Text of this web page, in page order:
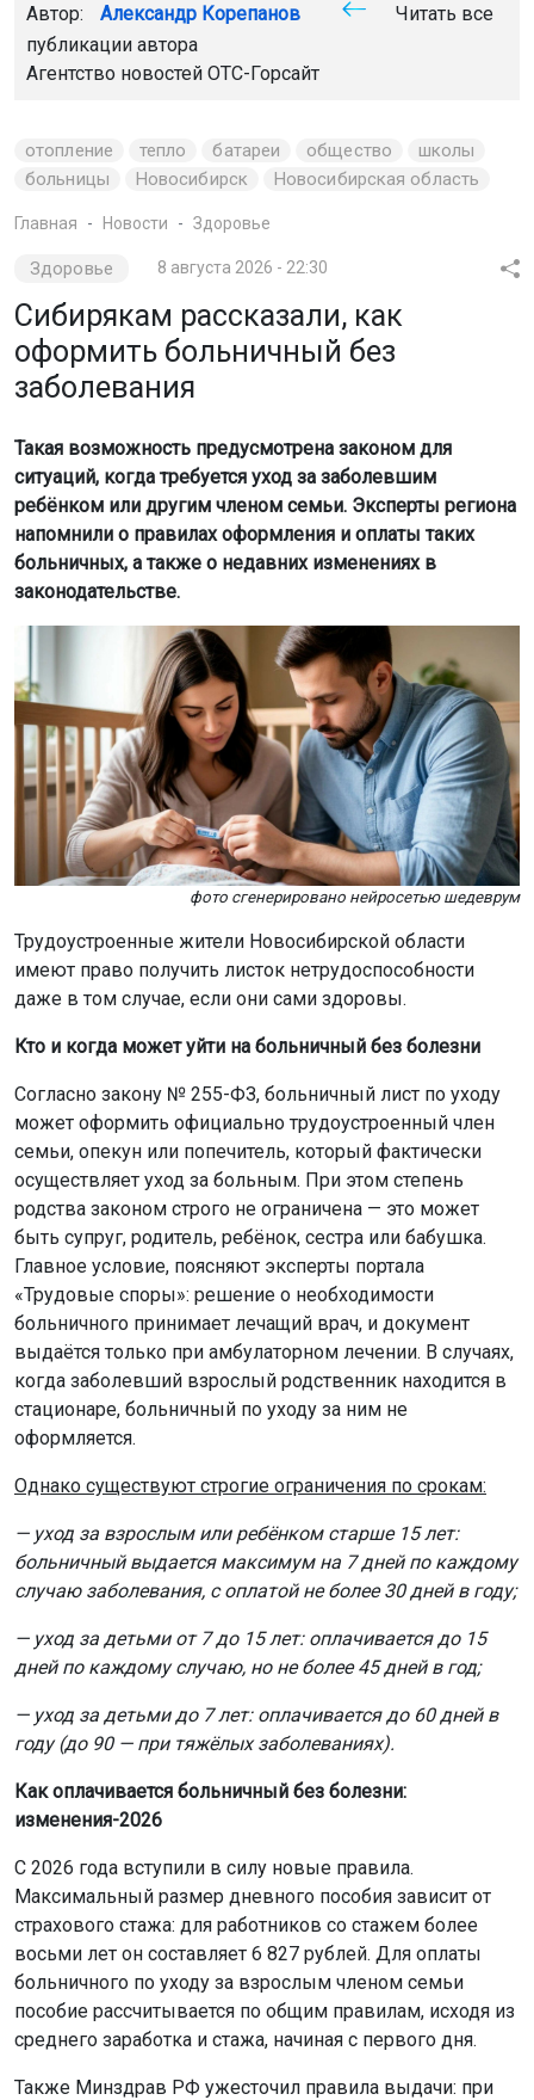
Автор: Александр Корепанов
Читать все
публикации автора
Агентство новостей ОТС-Горсайт
отопление тепло батареи общество
школы
больницы
Новосибирск Новосибирская область
Главная Новости Здоровье
Здоровье 8 августа 2026 - 22:30
Сибирякам рассказали, как
оформить больничный без
заболевания
Такая возможность предусмотрена законом для
ситуаций, когда требуется уход за заболевшим
ребёнком или другим членом семьи. Эксперты региона
напомнили о правилах оформления и оплаты таких
больничных, а также о недавних изменениях в
законодательстве.
фото сгенерировано нейросетью шедеврум
Трудоустроенные жители Новосибирской области
имеют право получить листок нетрудоспособности
даже в том случае, если они сами здоровы.
Кто и когда может уйти на больничный без болезни
Согласно закону № 255-ФЗ, больничный лист по уходу
может оформить официально трудоустроенный член
семьи, опекун или попечитель, который фактически
осуществляет уход за больным. При этом степень
родства законом строго не ограничена — это может
быть супруг, родитель, ребёнок, сестра или бабушка.
Главное условие, поясняют эксперты портала
«Трудовые споры»: решение о необходимости
больничного принимает лечащий врач, и документ
выдаётся только при амбулаторном лечении. В случаях,
когда заболевший взрослый родственник находится в
стационаре, больничный по уходу за ним не
оформляется.
Однако существуют строгие ограничения по срокам:
— уход за взрослым или ребёнком старше 15 лет:
больничный выдается максимум на 7 дней по каждому
случаю заболевания, с оплатой не более 30 дней в году;
— уход за детьми от 7 до 15 лет: оплачивается до 15
дней по каждому случаю, но не более 45 дней в год;
— уход за детьми до 7 лет: оплачивается до 60 дней в
году (до 90 — при тяжёлых заболеваниях).
Как оплачивается больничный без болезни:
изменения-2026
С 2026 года вступили в силу новые правила.
Максимальный размер дневного пособия зависит от
страхового стажа: для работников со стажем более
восьми лет он составляет 6 827 рублей. Для оплаты
больничного по уходу за взрослым членом семьи
пособие рассчитывается по общим правилам, исходя из
среднего заработка и стажа, начиная с первого дня.
Также Минздрав РФ ужесточил правила выдачи: при